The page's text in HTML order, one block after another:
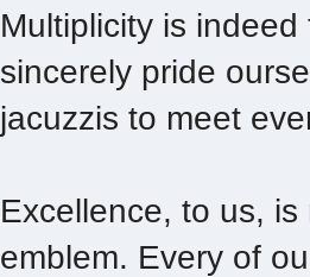
Multiplicity is
sincerely pride
jacuzzis to meet
Excellence, to us,
emblem. Every of